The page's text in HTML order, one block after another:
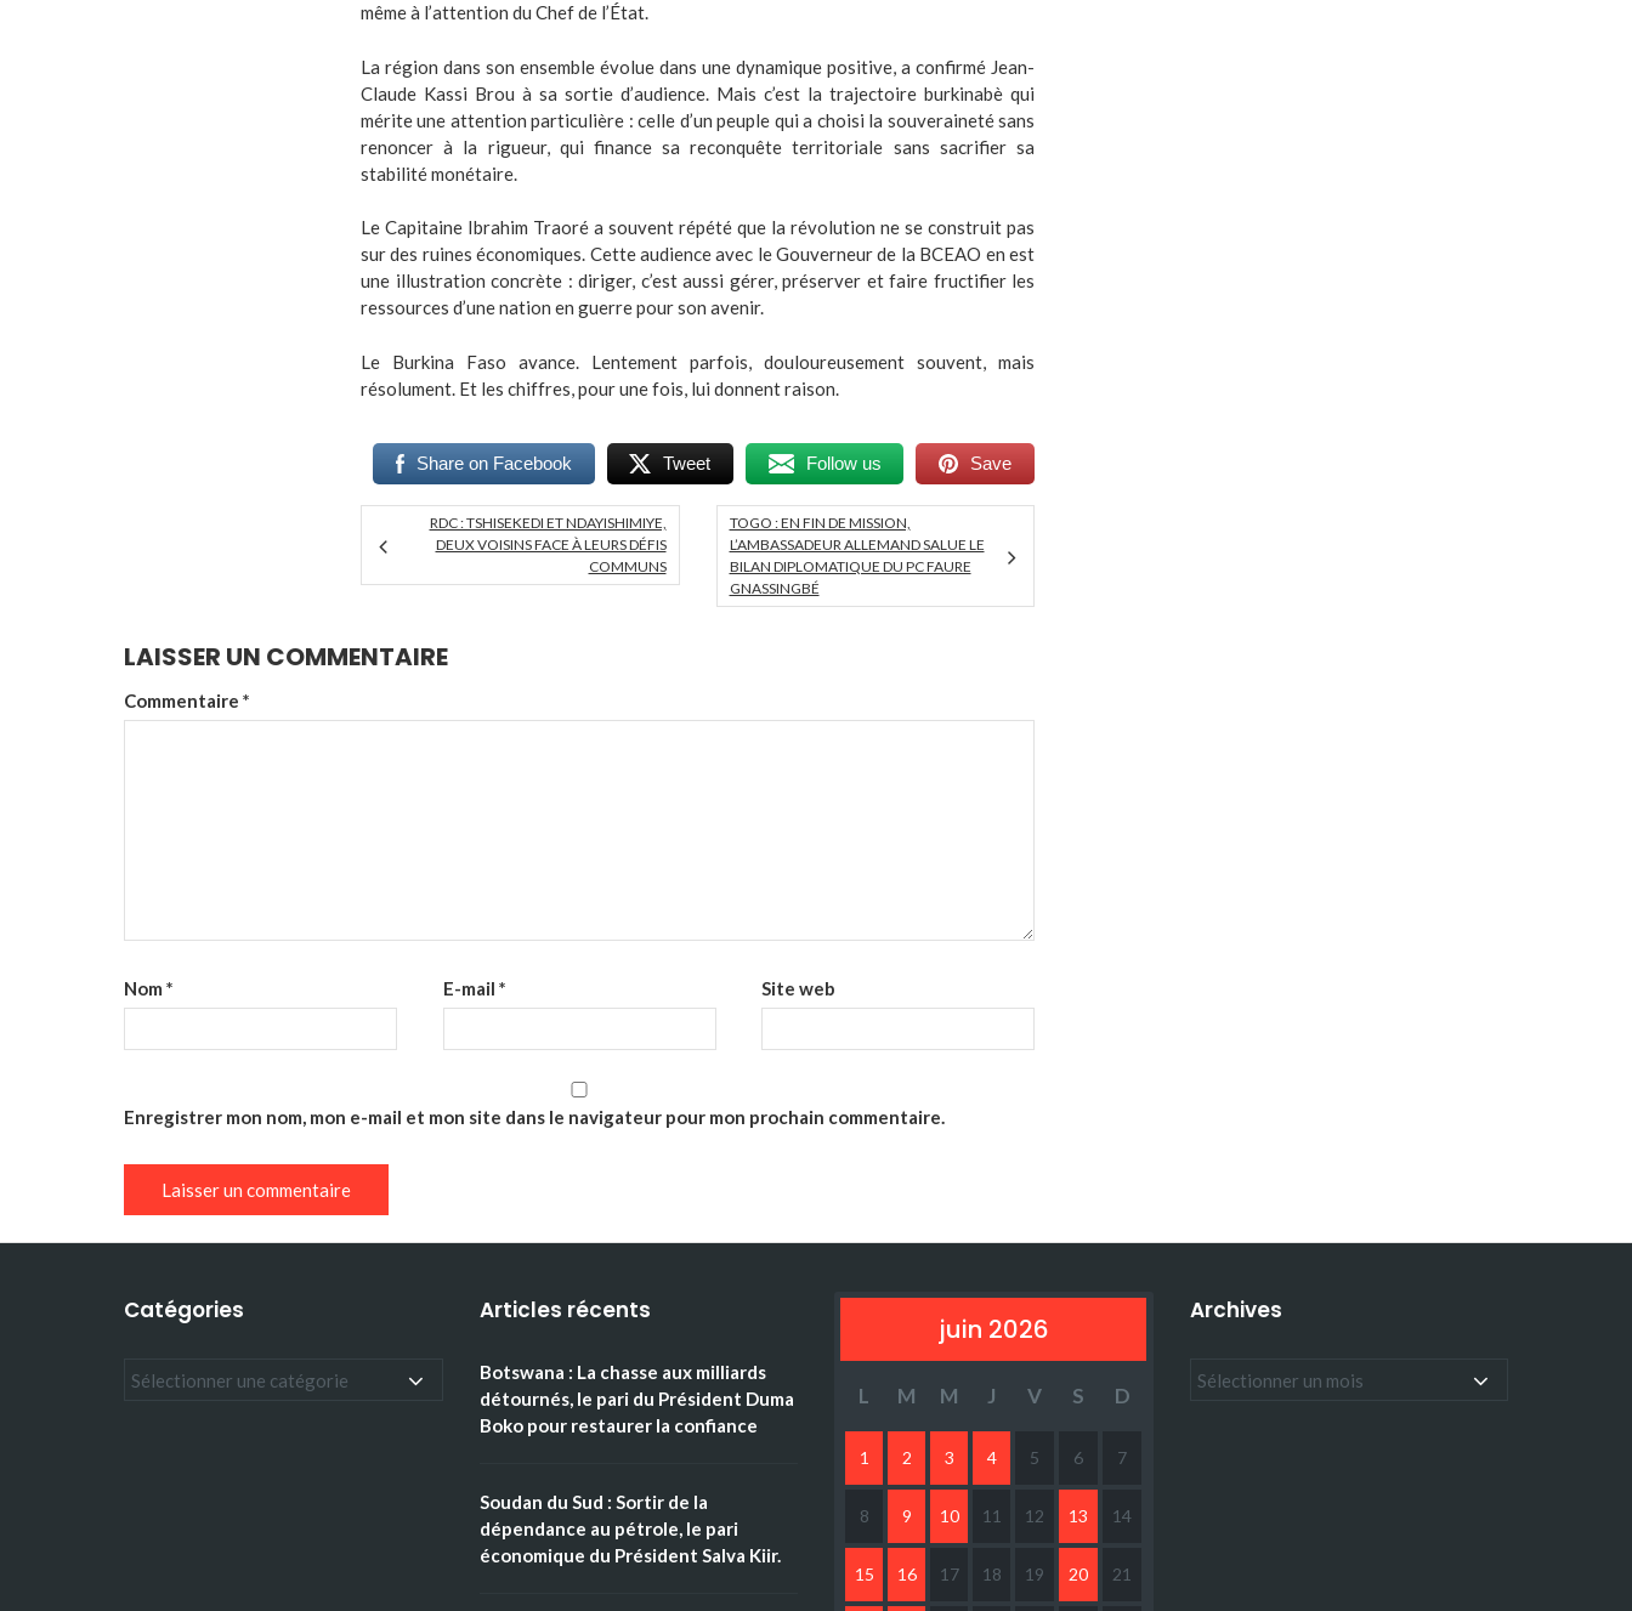
même à l’attention du Chef de l’État.
La région dans son ensemble évolue dans une dynamique positive, a confirmé Jean-
Claude Kassi Brou à sa sortie d’audience. Mais c’est la trajectoire burkinabè qui
mérite une attention particulière : celle d’un peuple qui a choisi la souveraineté sans
renoncer à la rigueur, qui finance sa reconquête territoriale sans sacrifier sa
stabilité monétaire.
Le Capitaine Ibrahim Traoré a souvent répété que la révolution ne se construit pas
sur des ruines économiques. Cette audience avec le Gouverneur de la BCEAO en est
une illustration concrète : diriger, c’est aussi gérer, préserver et faire fructifier les
ressources d’une nation en guerre pour son avenir.
Le Burkina Faso avance. Lentement parfois, douloureusement souvent, mais
résolument. Et les chiffres, pour une fois, lui donnent raison.
Share on Facebook Tweet Follow us Save
RDC : TSHISEKEDI ET NDAYISHIMIYE,
DEUX VOISINS FACE À LEURS DÉFIS
COMMUNS
TOGO : EN FIN DE MISSION,
L’AMBASSADEUR ALLEMAND SALUE LE
BILAN DIPLOMATIQUE DU PC FAURE
GNASSINGBÉ
LAISSER UN COMMENTAIRE
Commentaire *
Nom * E-mail * Site web
Enregistrer mon nom, mon e-mail et mon site dans le navigateur pour mon prochain commentaire.
Catégories Articles récents
Botswana : La chasse aux milliards
détournés, le pari du Président Duma
Boko pour restaurer la confiance
Soudan du Sud : Sortir de la
dépendance au pétrole, le pari
économique du Président Salva Kiir.
juin 2026
L M M J V S D
1 2 3 4 5 6 7
8 9 10 11 12 13 14
15 16 17 18 19 20 21
Archives